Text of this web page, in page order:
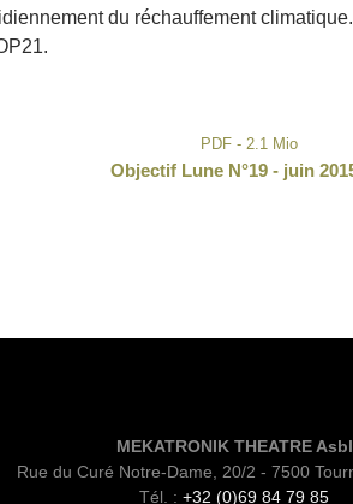
du réchauffement
PDF - 2.1 Mio
Objectif Lune N°19 - juin
MEKATRONIK THEATRE Asbl
Rue du Curé Notre-Dame, 20/2 - 7500
Tél. : +32 (0)69 84 79 85